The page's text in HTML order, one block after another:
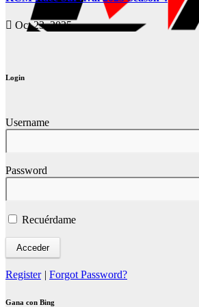
Oct 23, 2025
Login
Username
Password
Recuérdame
Register Forgot Password?
Gana con Bing